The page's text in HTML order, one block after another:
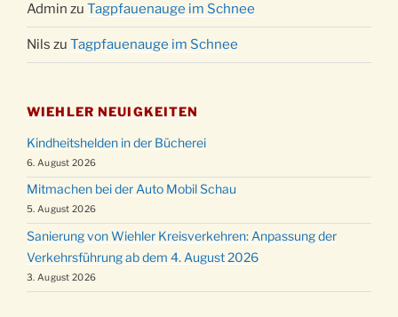
Admin zu Tagpfauenauge im Schnee
Nils zu Tagpfauenauge im Schnee
WIEHLER NEUIGKEITEN
Kindheitshelden in der Bücherei
6. August 2026
Mitmachen bei der Auto Mobil Schau
5. August 2026
Sanierung von Wiehler Kreisverkehren: Anpassung der
Verkehrsführung ab dem 4. August 2026
3. August 2026